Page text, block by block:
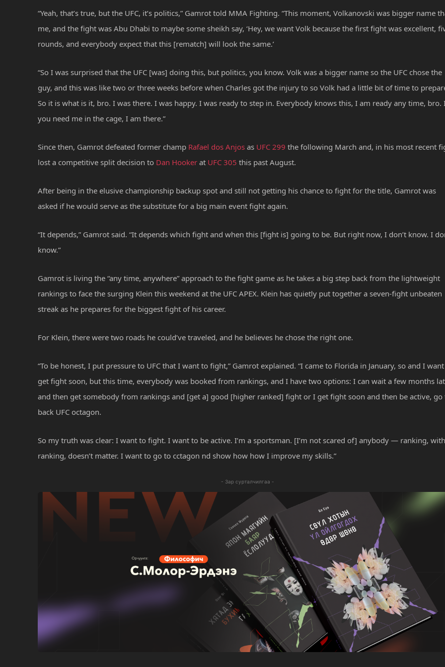
“Yeah, that’s true, but the UFC, it’s politics,” Gamrot told MMA Fighting. “This moment, Volkanovski was bigger name
me, and the fight was Abu Dhabi to maybe some sheikh say, ‘Hey, we want Volk because the first fight was excellent,
rounds, and everybody expect that this [rematch] will look the same.’
“So I was surprised that the UFC [was] doing this, but politics, you know. Volk was a bigger name so the UFC chose the
guy, and this was like two or three weeks before when Charles got the injury to so Volk had a little bit of time to
So it is what is it, bro. I was there. I was happy. I was ready to step in. Everybody knows this, I am ready any time, bro.
you need me in the cage, I am there.”
Since then, Gamrot defeated former champ Rafael dos Anjos as UFC 299 the following March and, in his most recent
lost a competitive split decision to Dan Hooker at UFC 305 this past August.
After being in the elusive championship backup spot and still not getting his chance to fight for the title, Gamrot was
asked if he would serve as the substitute for a big main event fight again.
“It depends,” Gamrot said. “It depends which fight and when this [fight is] going to be. But right now, I don’t know. I
know.”
Gamrot is living the “any time, anywhere” approach to the fight game as he takes a big step back from the lightweight
rankings to face the surging Klein this weekend at the UFC APEX. Klein has quietly put together a seven-fight unbeaten
streak as he prepares for the biggest fight of his career.
For Klein, there were two roads he could’ve traveled, and he believes he chose the right one.
“To be honest, I put pressure to UFC that I want to fight,” Gamrot explained. “I came to Florida in January, so and I
get fight soon, but this time, everybody was booked from rankings, and I have two options: I can wait a few months
and then get somebody from rankings and [get a] good [higher ranked] fight or I get fight soon and then be active, go
back UFC octagon.
So my truth was clear: I want to fight. I want to be active. I’m a sportsman. [I’m not scared of] anybody — ranking,
ranking, doesn’t matter. I want to go to cctagon nd show how how I improve my skills.”
- Зар сурталчилгаа -